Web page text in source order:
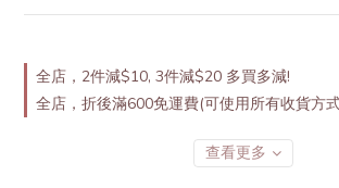
全店，2件減$10, 3件減$20 多買多減!
全店，折後滿600免運費(可使用所有收貨方
查看更多